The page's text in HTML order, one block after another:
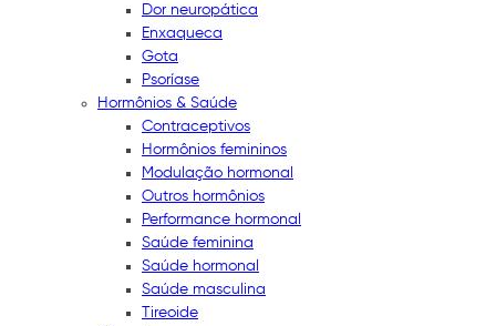
Dor neuropática
Enxaqueca
Gota
Psoríase
Hormônios & Saúde
Contraceptivos
Hormônios femininos
Modulação hormonal
Outros hormônios
Performance hormonal
Saúde feminina
Saúde hormonal
Saúde masculina
Tireoide